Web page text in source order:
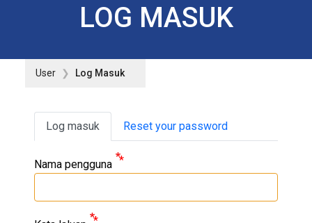
LOG MASUK
User Log Masuk
Primary tabs
Log masuk Reset your password
Nama pengguna